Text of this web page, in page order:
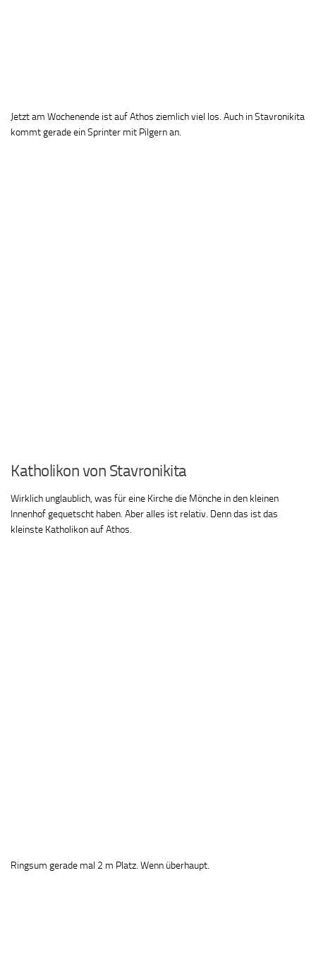
Jetzt am Wochenende ist auf Athos ziemlich viel los. Auch in Stavronikita
kommt gerade ein Sprinter mit Pilgern an.
Katholikon von Stavronikita
Wirklich unglaublich, was für eine Kirche die Mönche in den kleinen
Innenhof gequetscht haben. Aber alles ist relativ. Denn das ist das
kleinste Katholikon auf Athos.
Ringsum gerade mal 2 m Platz. Wenn überhaupt.